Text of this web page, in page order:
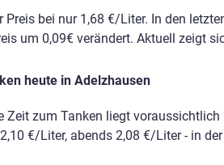
bei nur 1,68 €/Liter. In den
um 0,09€ verändert. Aktuell zeigt
heute in Adelzhausen
Zeit zum Tanken liegt
€/Liter, abends 2,08 €/Liter - in